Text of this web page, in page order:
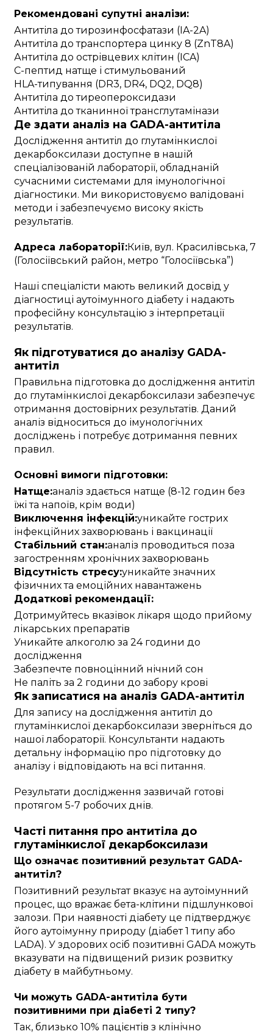
Рекомендовані супутні аналізи:
Антитіла до тирозинфосфатази (IA-2A)
Антитіла до транспортера цинку 8 (ZnT8A)
Антитіла до острівцевих клітин (ICA)
С-пептид натще і стимульований
HLA-типування (DR3, DR4, DQ2, DQ8)
Антитіла до тиреопероксидази
Антитіла до тканинної трансглутамінази
Де здати аналіз на GADA-антитіла
Дослідження антитіл до глутамінкислої
декарбоксилази доступне в нашій
спеціалізованій лабораторії, обладнаній
сучасними системами для імунологічної
діагностики. Ми використовуємо валідовані
методи і забезпечуємо високу якість
результатів.
Адреса лабораторії:Київ, вул. Красилівська, 7
(Голосіївський район, метро “Голосіївська”)
Наші спеціалісти мають великий досвід у
діагностиці аутоімунного діабету і надають
професійну консультацію з інтерпретації
результатів.
Як підготуватися до аналізу GADA-
антитіл
Правильна підготовка до дослідження антитіл
до глутамінкислої декарбоксилази забезпечує
отримання достовірних результатів. Даний
аналіз відноситься до імунологічних
досліджень і потребує дотримання певних
правил.
Основні вимоги підготовки:
Натще:аналіз здається натще (8-12 годин без
їжі та напоїв, крім води)
Виключення інфекцій:уникайте гострих
інфекційних захворювань і вакцинації
Стабільний стан:аналіз проводиться поза
загостренням хронічних захворювань
Відсутність стресу:уникайте значних
фізичних та емоційних навантажень
Додаткові рекомендації:
Дотримуйтесь вказівок лікаря щодо прийому
лікарських препаратів
Уникайте алкоголю за 24 години до
дослідження
Забезпечте повноцінний нічний сон
Не паліть за 2 години до забору крові
Як записатися на аналіз GADA-антитіл
Для запису на дослідження антитіл до
глутамінкислої декарбоксилази зверніться до
нашої лабораторії. Консультанти надають
детальну інформацію про підготовку до
аналізу і відповідають на всі питання.
Результати дослідження зазвичай готові
протягом 5-7 робочих днів.
Часті питання про антитіла до
глутамінкислої декарбоксилази
Що означає позитивний результат GADA-
антитіл?
Позитивний результат вказує на аутоімунний
процес, що вражає бета-клітини підшлункової
залози. При наявності діабету це підтверджує
його аутоімунну природу (діабет 1 типу або
LADA). У здорових осіб позитивні GADA можуть
вказувати на підвищений ризик розвитку
діабету в майбутньому.
Чи можуть GADA-антитіла бути
позитивними при діабеті 2 типу?
Так, близько 10% пацієнтів з клінічно